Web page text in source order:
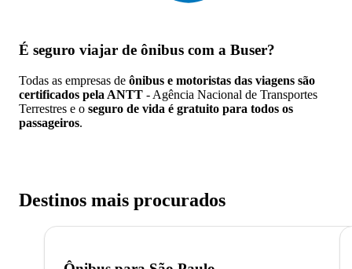
É seguro viajar de ônibus com a Buser?
Todas as empresas de ônibus e motoristas das viagens são
certificados pela ANTT - Agência Nacional de Transportes
Terrestres e o seguro de vida é gratuito para todos os
passageiros.
Destinos mais procurados